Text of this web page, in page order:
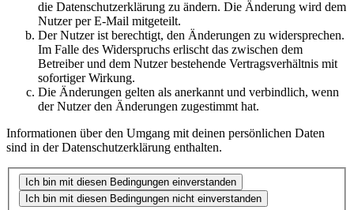
die Datenschutzerklärung zu ändern. Die Änderung wird dem
Nutzer per E-Mail mitgeteilt.
Der Nutzer ist berechtigt, den Änderungen zu widersprechen.
Im Falle des Widerspruchs erlischt das zwischen dem
Betreiber und dem Nutzer bestehende Vertragsverhältnis mit
sofortiger Wirkung.
Die Änderungen gelten als anerkannt und verbindlich, wenn
der Nutzer den Änderungen zugestimmt hat.
Informationen über den Umgang mit deinen persönlichen Daten
sind in der Datenschutzerklärung enthalten.